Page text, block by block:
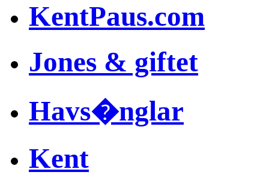
KentPaus.com
Jones & giftet
Havs�nglar
Kent